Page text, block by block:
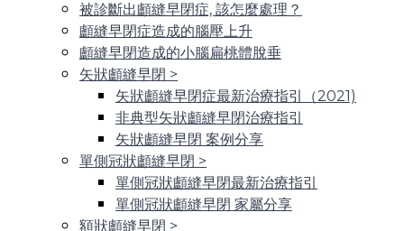
被診斷出顱縫早閉症, 該怎麼處理？
顱縫早閉症造成的腦壓上升
顱縫早閉造成的小腦扁桃體脫垂
矢狀顱縫早閉 >
矢狀顱縫早閉症最新治療指引（2021)
非典型矢狀顱縫早閉治療指引
矢狀顱縫早閉 案例分享
單側冠狀顱縫早閉 >
單側冠狀顱縫早閉最新治療指引
單側冠狀顱縫早閉 家屬分享
額狀顱縫早閉 >